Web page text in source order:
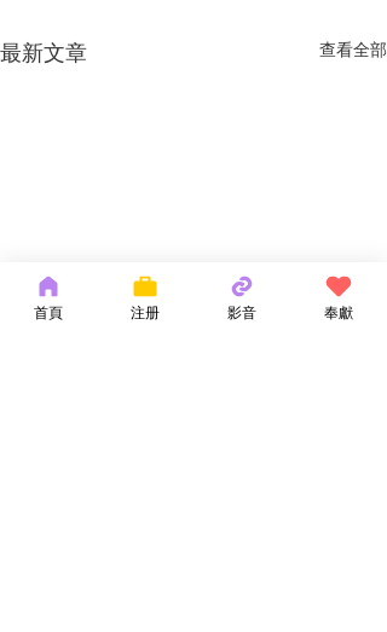
最新文章 查看全部
首頁 注册 影音 奉獻